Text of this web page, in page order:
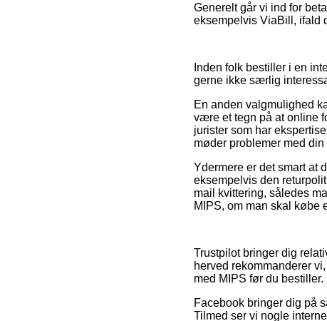
Generelt går vi ind for
eksempelvis ViaBill, ifald
Inden folk bestiller i en
gerne ikke særlig
En anden valgmulighed
være et tegn på at online
jurister som har
møder problemer med
Ydermere er det smart at
eksempelvis den
mail kvittering, således
MIPS, om man skal købe
Trustpilot bringer dig
herved rekommanderer
med MIPS før du bestiller.
Facebook bringer dig på
Tilmed ser vi nogle